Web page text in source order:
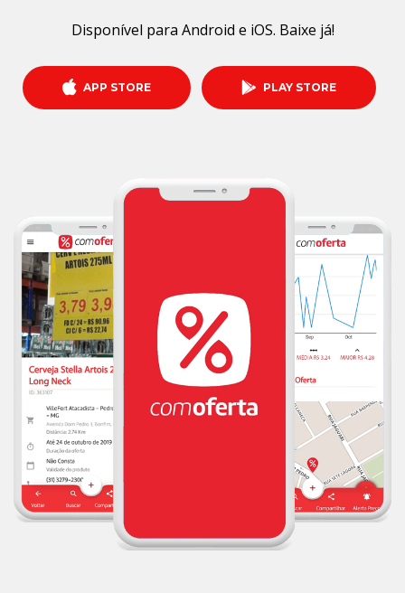
Disponível para Android e iOS. Baixe já!
APP STORE PLAY STORE